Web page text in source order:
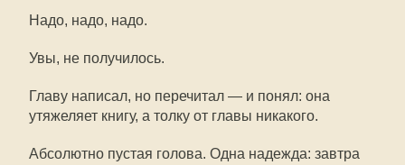
Надо, надо, надо.
Увы, не получилось.
Главу написал, но перечитал — и понял: она
утяжеляет книгу, а толку от главы никакого.
Абсолютно пустая голова. Одна надежда: завтра